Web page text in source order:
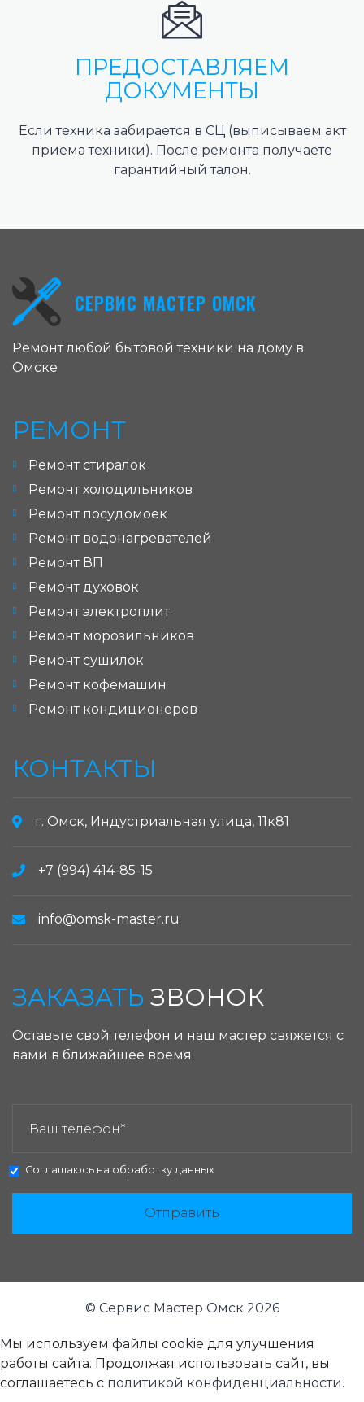
ПРЕДОСТАВЛЯЕМ
ДОКУМЕНТЫ
Если техника забирается в СЦ (выписываем акт
приема техники). После ремонта получаете
гарантийный талон.
СЕРВИС МАСТЕР ОМСК
Ремонт любой бытовой техники на дому в
Омске
РЕМОНТ
Ремонт стиралок
Ремонт холодильников
Ремонт посудомоек
Ремонт водонагревателей
Ремонт ВП
Ремонт духовок
Ремонт электроплит
Ремонт морозильников
Ремонт сушилок
Ремонт кофемашин
Ремонт кондиционеров
КОНТАКТЫ
г. Омск, Индустриальная улица, 11к81
+7 (994) 414-85-15
info@omsk-master.ru
ЗАКАЗАТЬ ЗВОНОК
Оставьте свой телефон и наш мастер свяжется с
вами в ближайшее время.
Соглашаюсь на обработку данных
Отправить
© Сервис Мастер Омск 2026
Мы используем файлы cookie для улучшения
работы сайта. Продолжая использовать сайт, вы
соглашаетесь с политикой конфиденциальности.